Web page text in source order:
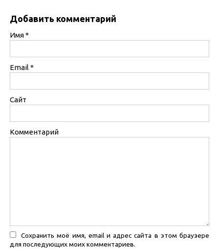
Добавить комментарий
Имя*
Email *
Сайт
Комментарий
Сохранить моё имя, email и адрес сайта в этом браузере
для последующих моих комментариев.